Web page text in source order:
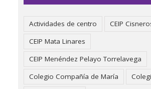
Actividades de centro
CEIP
CEIP Mata Linares
CEIP Menéndez Pelayo Torrelavega
Colegio Compañía de María